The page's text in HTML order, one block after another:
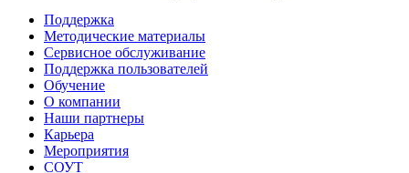
Поддержка
Методические материалы
Сервисное обслуживание
Поддержка пользователей
Обучение
О компании
Наши партнеры
Карьера
Мероприятия
СОУТ